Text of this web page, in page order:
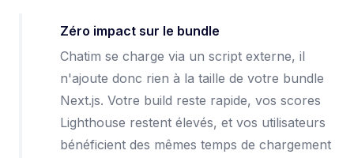
Zéro impact sur le bundle
Chatim se charge via un script externe, il
n'ajoute donc rien à la taille de votre bundle
Next.js. Votre build reste rapide, vos scores
Lighthouse restent élevés, et vos utilisateurs
bénéficient des mêmes temps de chargement